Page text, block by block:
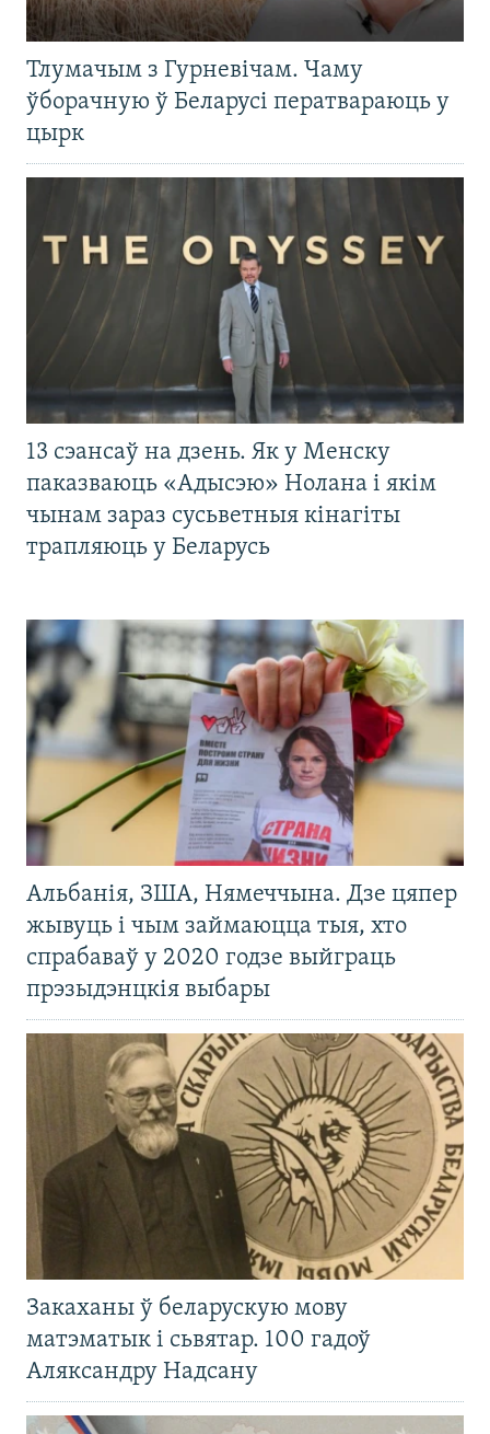
Тлумачым з Гурневічам. Чаму
ўборачную ў Беларусі ператвараюць у
цырк
13 сэансаў на дзень. Як у Менску
паказваюць «Адысэю» Нолана і якім
чынам зараз сусьветныя кінагіты
трапляюць у Беларусь
Альбанія, ЗША, Нямеччына. Дзе цяпер
жывуць і чым займаюцца тыя, хто
спрабаваў у 2020 годзе выйграць
прэзыдэнцкія выбары
Закаханы ў беларускую мову
матэматык і сьвятар. 100 гадоў
Аляксандру Надсану